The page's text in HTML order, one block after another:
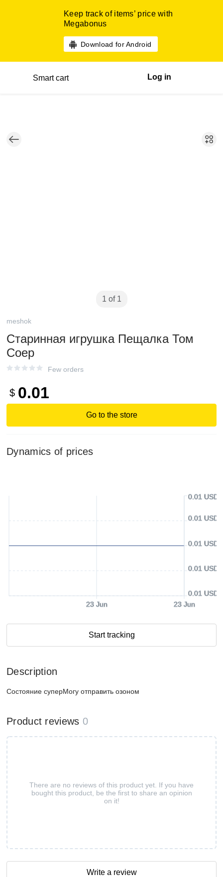
Keep track of items’ price with
Megabonus
Download for Android
Smart cart Log in
1 of 1
meshok
Старинная игрушка Пещалка Том
Соер
Few orders
$ 0.01
Go to the store
Dynamics of prices
23 Jun 23 Jun
0.01 USD
0.01 USD
0.01 USD
0.01 USD
0.01 USD
Start tracking
Description
Состояние суперМогу отправить озоном
Product reviews 0
There are no reviews of this product yet. If you have
bought this product, be the first to share an opinion
on it!
Write a review